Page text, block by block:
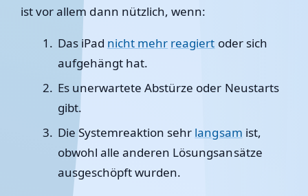
ist vor allem dann nützlich, wenn:
Das iPad nicht mehr reagiert oder sich
aufgehängt hat.
Es unerwartete Abstürze oder Neustarts
gibt.
Die Systemreaktion sehr langsam ist,
obwohl alle anderen Lösungsansätze
ausgeschöpft wurden.